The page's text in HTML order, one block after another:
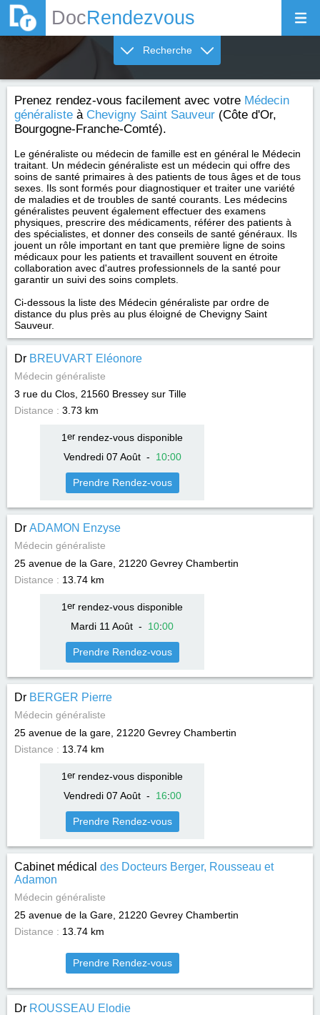
DocRendezvous
Recherche
Prenez rendez-vous facilement avec votre Médecin
généraliste à Chevigny Saint Sauveur (Côte d'Or,
Bourgogne-Franche-Comté).
Le généraliste ou médecin de famille est en général le Médecin
traitant. Un médecin généraliste est un médecin qui offre des
soins de santé primaires à des patients de tous âges et de tous
sexes. Ils sont formés pour diagnostiquer et traiter une variété
de maladies et de troubles de santé courants. Les médecins
généralistes peuvent également effectuer des examens
physiques, prescrire des médicaments, référer des patients à
des spécialistes, et donner des conseils de santé généraux. Ils
jouent un rôle important en tant que première ligne de soins
médicaux pour les patients et travaillent souvent en étroite
collaboration avec d'autres professionnels de la santé pour
garantir un suivi des soins complets.
Ci-dessous la liste des Médecin généraliste par ordre de
distance du plus près au plus éloigné de Chevigny Saint
Sauveur.
Dr BREUVART Eléonore
Médecin généraliste
3 rue du Clos, 21560 Bressey sur Tille
Distance : 3.73 km
1 errendez-vous disponible
Vendredi 07 Août- 10:00
Prendre Rendez-vous
Dr ADAMON Enzyse
Médecin généraliste
25 avenue de la Gare, 21220 Gevrey Chambertin
Distance : 13.74 km
1 errendez-vous disponible
Mardi 11 Août - 10:00
Prendre Rendez-vous
Dr BERGER Pierre
Médecin généraliste
25 avenue de la gare, 21220 Gevrey Chambertin
Distance : 13.74 km
1 errendez-vous disponible
Vendredi 07 Août- 16:00
Prendre Rendez-vous
Cabinet médical des Docteurs Berger, Rousseau et
Adamon
Médecin généraliste
25 avenue de la Gare, 21220 Gevrey Chambertin
Distance : 13.74 km
Prendre Rendez-vous
Dr ROUSSEAU Elodie